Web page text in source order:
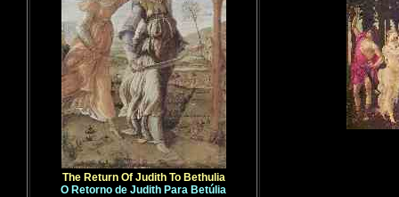
The Return Of Judith To Bethulia
O Retorno de Judith Para Betúlia